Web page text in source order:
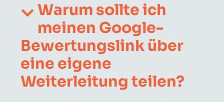
Warum sollte ich
meinen Google-
Bewertungslink über
eine eigene
Weiterleitung teilen?